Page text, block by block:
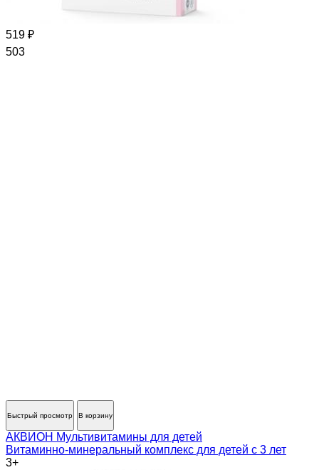
519 ₽
503
Быстрый просмотр В корзину
АКВИОН Мультивитамины для детей
Витаминно-минеральный комплекс для детей с 3 лет
3+